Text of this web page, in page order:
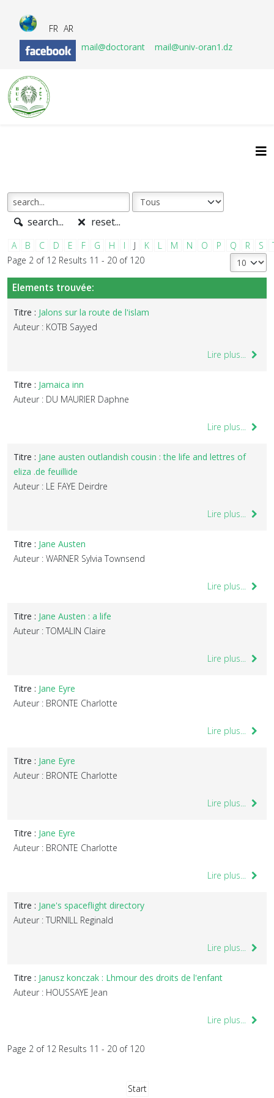
FR AR
mail@doctorant
mail@univ-oran1.dz
search... reset...
A B C D E F G H I J K L M N O P Q R S
Page 2 of 12 Results 11 - 20 of 120
Elements trouvée:
Titre : Jalons sur la route de l'islam
Auteur : KOTB Sayyed
Lire plus...
Titre : Jamaica inn
Auteur : DU MAURIER Daphne
Lire plus...
Titre : Jane austen outlandish cousin : the life and lettres of
eliza .de feuillide
Auteur : LE FAYE Deirdre
Lire plus...
Titre : Jane Austen
Auteur : WARNER Sylvia Townsend
Lire plus...
Titre : Jane Austen : a life
Auteur : TOMALIN Claire
Lire plus...
Titre : Jane Eyre
Auteur : BRONTE Charlotte
Lire plus...
Titre : Jane Eyre
Auteur : BRONTE Charlotte
Lire plus...
Titre : Jane Eyre
Auteur : BRONTE Charlotte
Lire plus...
Titre : Jane's spaceflight directory
Auteur : TURNILL Reginald
Lire plus...
Titre : Janusz konczak : Lhmour des droits de l'enfant
Auteur : HOUSSAYE Jean
Lire plus...
Page 2 of 12 Results 11 - 20 of 120
Start